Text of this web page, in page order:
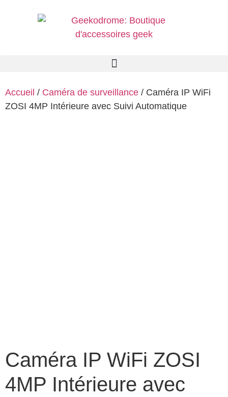
Accueil / Caméra de surveillance / Caméra IP WiFi
ZOSI 4MP Intérieure avec Suivi Automatique
Caméra IP WiFi ZOSI
4MP Intérieure avec